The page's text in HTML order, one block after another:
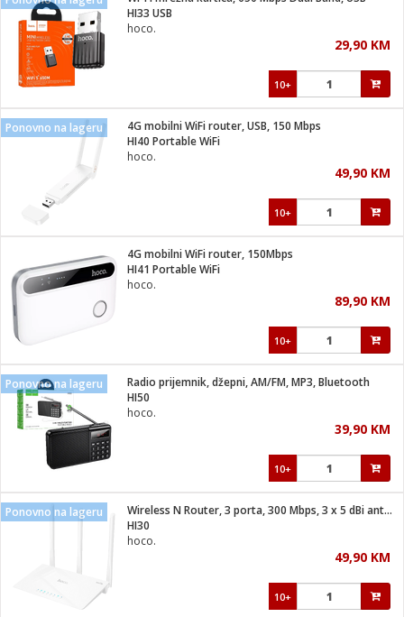
aparati
kafu
ostalo
program
pribor
materijal
i oprema
gorivo
100
brave
HI33 USB
hoco.
29,90 KM
10+
Ponovno na lageru
4G mobilni WiFi router, USB, 150 Mbps
HI40 Portable WiFi
hoco.
49,90 KM
10+
4G mobilni WiFi router, 150Mbps
HI41 Portable WiFi
hoco.
89,90 KM
10+
Ponovno na lageru
Radio prijemnik, džepni, AM/FM, MP3, Bluetooth
HI50
hoco.
39,90 KM
10+
Ponovno na lageru
Wireless N Router, 3 porta, 300 Mbps, 3 x 5 dBi antena
HI30
hoco.
49,90 KM
10+